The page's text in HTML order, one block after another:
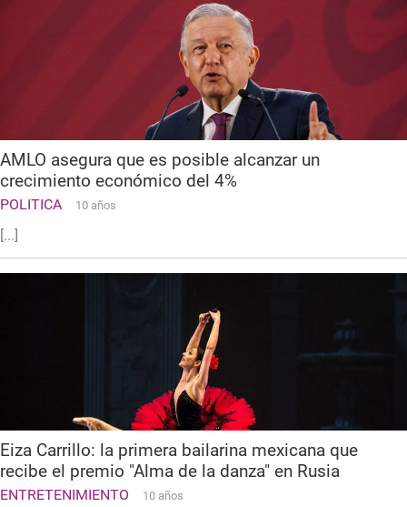
AMLO asegura que es posible alcanzar un
crecimiento económico del 4%
POLITICA 10 años
[...]
Eiza Carrillo: la primera bailarina mexicana que
recibe el premio "Alma de la danza" en Rusia
ENTRETENIMIENTO 10 años